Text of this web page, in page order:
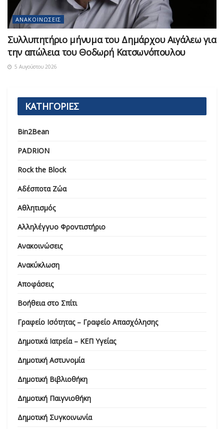
ΑΝΑΚΟΙΝΏΣΕΙΣ
Συλλυπητήριο μήνυμα του Δημάρχου Αιγάλεω για
την απώλεια του Θοδωρή Κατσωνόπουλου
5 Αυγούστου 2026
ΚΑΤΗΓΟΡΙΕΣ
Bin2Bean
PADRION
Rock the Block
Αδέσποτα Ζώα
Αθλητισμός
Αλληλέγγυο Φροντιστήριο
Ανακοινώσεις
Ανακύκλωση
Αποφάσεις
Βοήθεια στο Σπίτι
Γραφείο Ισότητας – Γραφείο Απασχόλησης
Δημοτικά Ιατρεία – ΚΕΠ Υγείας
Δημοτική Αστυνομία
Δημοτική Βιβλιοθήκη
Δημοτική Παιγνιοθήκη
Δημοτική Συγκοινωνία